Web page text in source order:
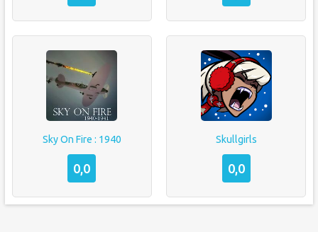
Sky On Fire : 1940
0,0
Skullgirls
0,0